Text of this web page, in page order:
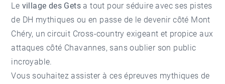
Le village des Gets a tout pour séduire avec ses pistes
de DH mythiques ou en passe de le devenir côté Mont
Chéry, un circuit Cross-country exigeant et propice aux
attaques côté Chavannes, sans oublier son public
incroyable.
Vous souhaitez assister à ces épreuves mythiques de